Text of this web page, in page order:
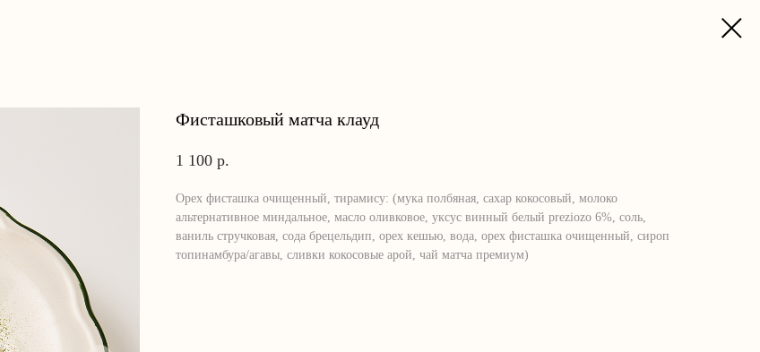
Фисташковый матча клауд
1 100 р.
Орех фисташка очищенный, тирамису: (мука полбяная, сахар кокосовый, молоко
альтернативное миндальное, масло оливковое, уксус винный белый preziozo 6%, соль,
ваниль стручковая, сода брецельдип, орех кешью, вода, орех фисташка очищенный, сироп
топинамбура/агавы, сливки кокосовые арой, чай матча премиум)